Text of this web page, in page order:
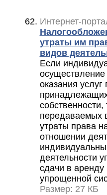
Интернет-
утраты им
видов
Если
оказания
передаваемых
утраты права
отношении
деятельности
сдачи в
упрощенной
Размер: 27 КБ